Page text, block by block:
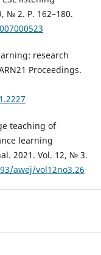
№ 2. P. 162–180.
research
Proceedings.
teaching of
learning
2021. Vol. 12, № 3.
awej/vol12no3.26